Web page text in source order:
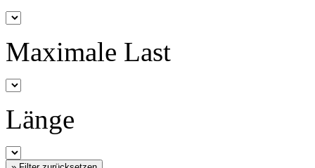
Maximale Last
Länge